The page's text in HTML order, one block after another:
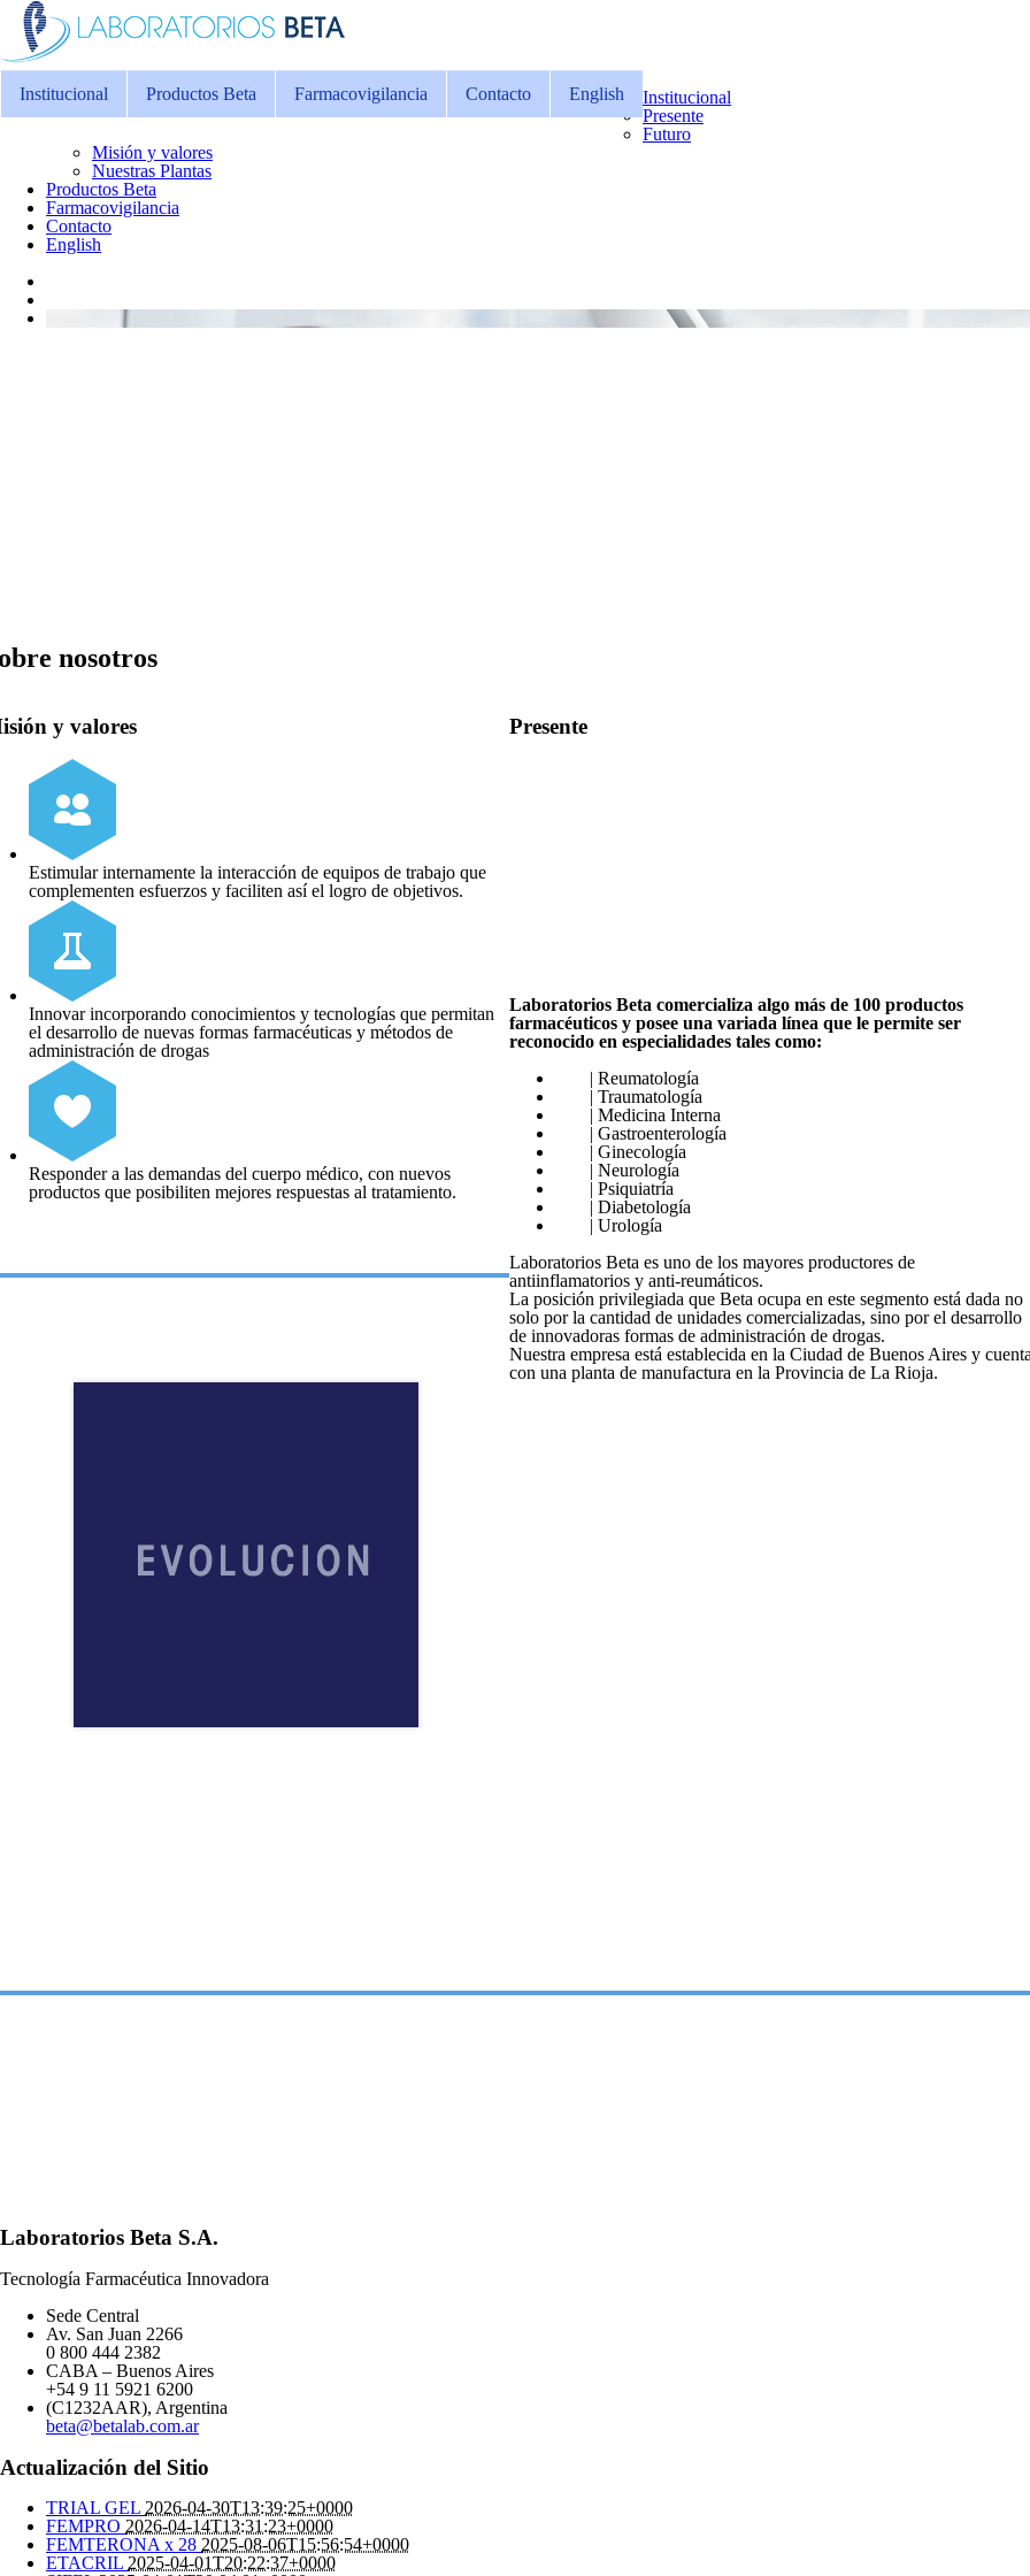
Institucional Productos Beta Farmacovigilancia Contacto English
Institucional
Presente
Futuro
Misión y valores
Nuestras Plantas
Productos Beta
Farmacovigilancia
Contacto
English
nosotros
y valores
Estimular internamente la interacción de equipos de trabajo que
complementen esfuerzos y faciliten así el logro de objetivos.
Innovar incorporando conocimientos y tecnologías que permitan
el desarrollo de nuevas formas farmacéuticas y métodos de
administración de drogas
Responder a las demandas del cuerpo médico, con nuevos
productos que posibiliten mejores respuestas al tratamiento.
Presente
Laboratorios Beta comercializa algo más de 100 productos
farmacéuticos y posee una variada línea que le permite ser
reconocido en especialidades tales como:
| Reumatología
| Traumatología
| Medicina Interna
| Gastroenterología
| Ginecología
| Neurología
| Psiquiatría
| Diabetología
| Urología
Laboratorios Beta es uno de los mayores productores de
antiinflamatorios y anti-reumáticos.
La posición privilegiada que Beta ocupa en este segmento está dada no
solo por la cantidad de unidades comercializadas, sino por el desarrollo
de innovadoras formas de administración de drogas.
Nuestra empresa está establecida en la Ciudad de Buenos Aires y
con una planta de manufactura en la Provincia de La Rioja.
Laboratorios Beta S.A.
Tecnología Farmacéutica Innovadora
Sede Central
Av. San Juan 2266
0 800 444 2382
CABA – Buenos Aires
+54 9 11 5921 6200
(C1232AAR), Argentina
beta@betalab.com.ar
Actualización del Sitio
TRIAL GEL 2026-04-30T13:39:25+0000
FEMPRO 2026-04-14T13:31:23+0000
FEMTERONA x 28 2025-08-06T15:56:54+0000
ETACRIL 2025-04-01T20:22:37+0000